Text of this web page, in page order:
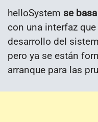
helloSystem se
con una interfaz que
desarrollo del
pero ya se están
arranque para las